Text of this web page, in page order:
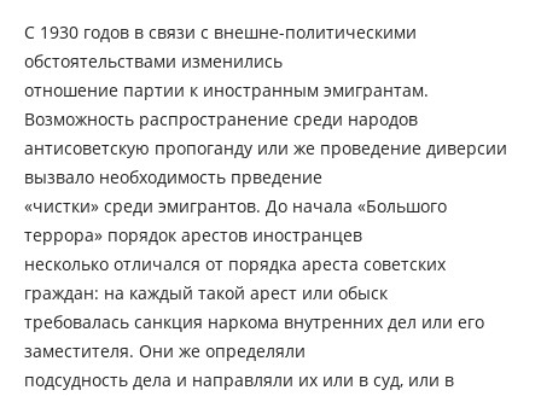
С 1930 годов в связи с внешне-политическими
обстоятельствами изменились
отношение партии к иностранным эмигрантам.
Возможность распространение среди народов
антисоветскую пропоганду или же проведение диверсии
вызвало необходимость прведение
«чистки» среди эмигрантов. До начала «Большого
террора» порядок арестов иностранцев
несколько отличался от порядка ареста советских
граждан: на каждый такой арест или обыск
требовалась санкция наркома внутренних дел или его
заместителя. Они же определяли
подсудность дела и направляли их или в суд, или в